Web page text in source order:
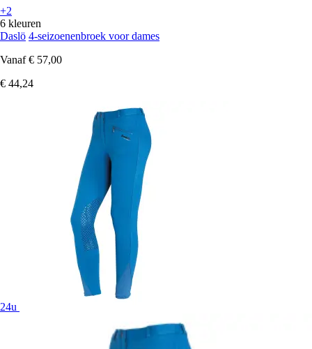
+2
6 kleuren
Daslö 4-seizoenenbroek voor dames
Vanaf € 57,00
€ 44,24
24u